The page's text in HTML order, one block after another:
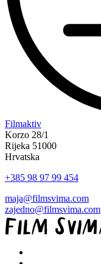
“Koke
svima
—
inkluzivna
svima
Kino
Mediteran
projekcija
u
kinu
Filmaktiv
Korzo 28/1
Rijeka 51000
Hrvatska
+385 98 97 99 454
maja@filmsvima.com
zajedno@filmsvima.com